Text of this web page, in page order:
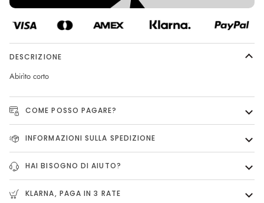
DESCRIZIONE
Abirìto corto
COME POSSO PAGARE?
INFORMAZIONI SULLA SPEDIZIONE
HAI BISOGNO DI AIUTO?
KLARNA, PAGA IN 3 RATE